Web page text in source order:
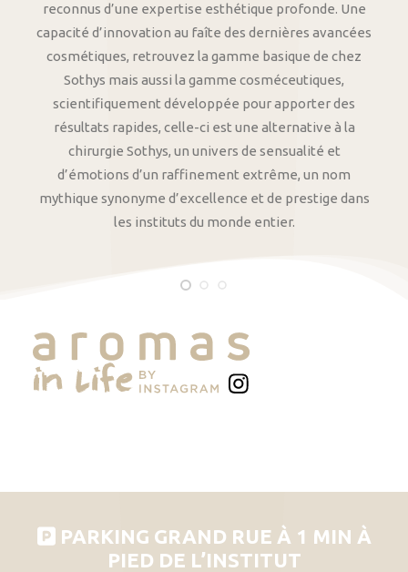
reconnus d’une expertise esthétique profonde. Une
capacité d’innovation au faîte des dernières avancées
cosmétiques, retrouvez la gamme basique de chez
Sothys mais aussi la gamme cosméceutiques,
scientifiquement développée pour apporter des
résultats rapides, celle-ci est une alternative à la
chirurgie Sothys, un univers de sensualité et
d’émotions d’un raffinement extrême, un nom
mythique synonyme d’excellence et de prestige dans
les instituts du monde entier.
PARKING GRAND RUE À 1 MIN À
PIED DE L’INSTITUT